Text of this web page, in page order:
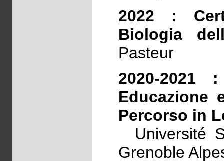
2022 :
Biologia
Pasteur
2020-2021
Educazione
Percorso in
Université
Grenoble